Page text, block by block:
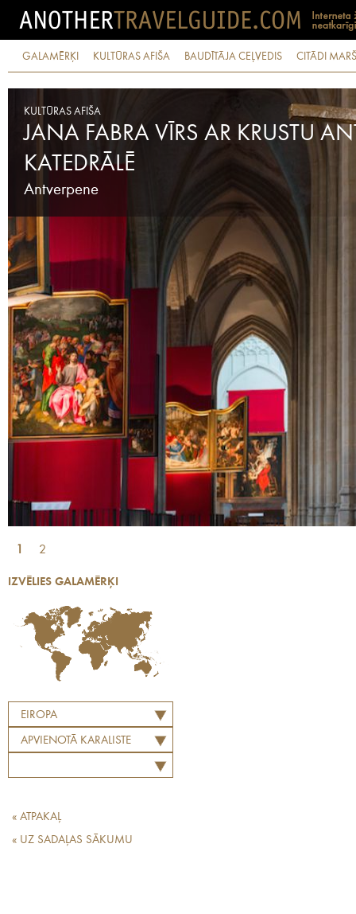
GALAMĒRĶI KULTŪRAS AFIŠA BAUDĪTĀJA CEĻVEDIS CITĀDI
KULTŪRAS AFIŠA
JANA FABRA VĪRS AR KRUSTU
KATEDRĀLĒ
Antverpene
1 2
IZVĒLIES GALAMĒRĶI
EIROPA
APVIENOTĀ KARALISTE
« ATPAKAĻ
« UZ SADAĻAS SĀKUMU